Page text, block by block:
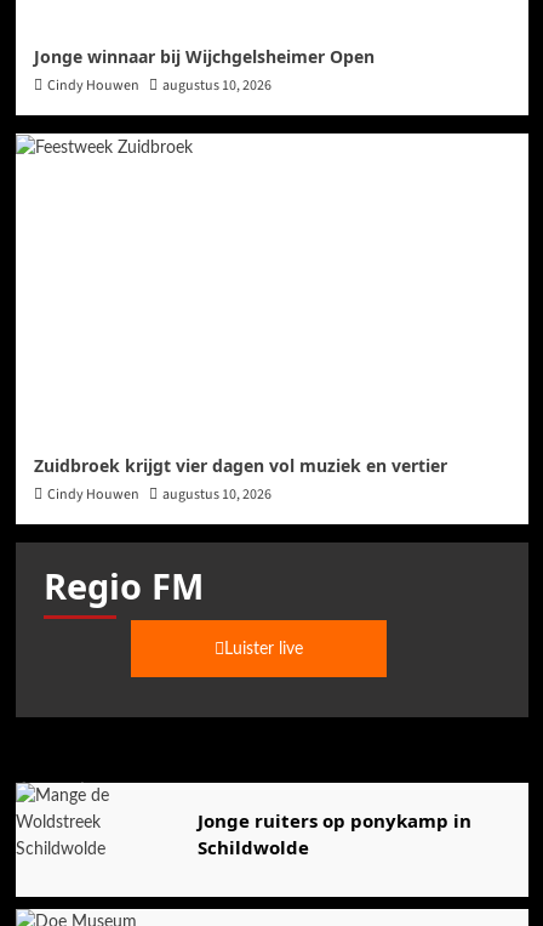
Jonge winnaar bij Wijchgelsheimer Open
Cindy Houwen augustus 10, 2026
Zuidbroek krijgt vier dagen vol muziek en vertier
Cindy Houwen augustus 10, 2026
Regio FM
Luister live
Agenda
Jonge ruiters op ponykamp in
Schildwolde